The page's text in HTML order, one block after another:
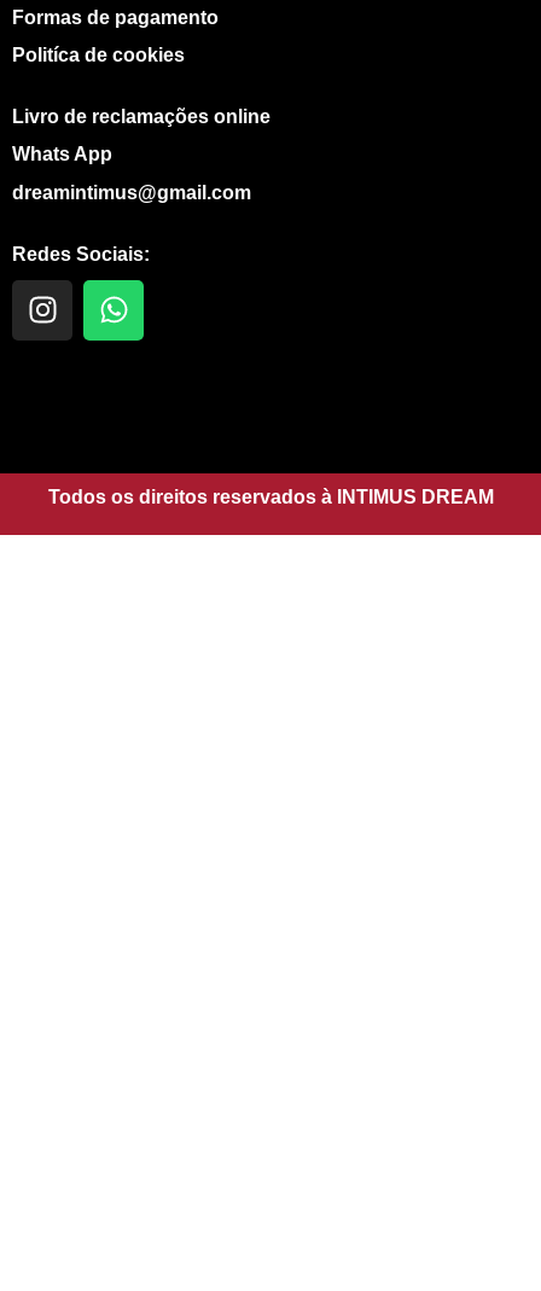
Formas de pagamento
Politíca de cookies
Livro de reclamações online
Whats App
dreamintimus@gmail.com
Redes Sociais:
I
n
r
a
m
W
h
p
p
Todos os direitos reservados à INTIMUS DREAM